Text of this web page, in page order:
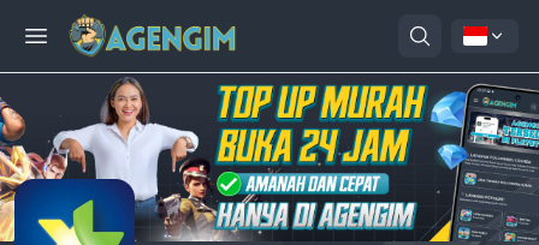
Open menu